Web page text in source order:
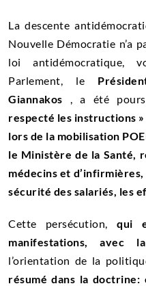
La descente
Nouvelle Démocratie n’a
loi antidémocratique,
Parlement, le
Giannakos , a été
respecté les instructions »
lors de la mobilisation
le Ministère de la Santé,
médecins et
sécurité des salariés, les
Cette persécution,qui
manifestations, avec
l’orientation de la
résumé dans la doctrine: